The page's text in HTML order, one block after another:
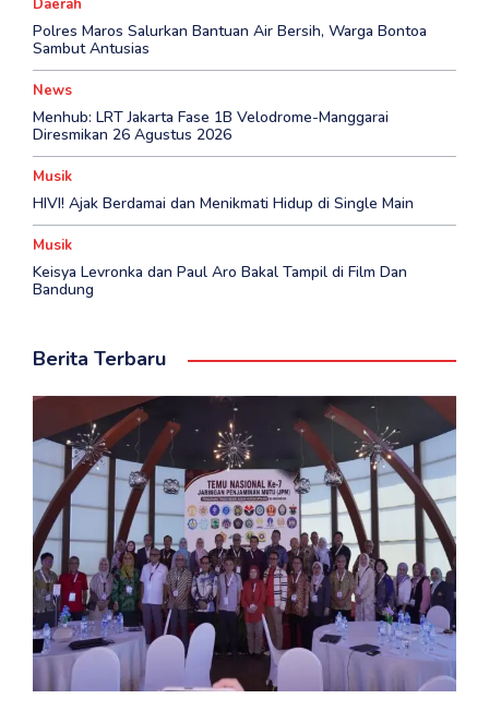
Polres Maros Salurkan Bantuan Air Bersih, Warga Bontoa
Sambut Antusias
News
Menhub: LRT Jakarta Fase 1B Velodrome-Manggarai
Diresmikan 26 Agustus 2026
Musik
HIVI! Ajak Berdamai dan Menikmati Hidup di Single Main
Musik
Keisya Levronka dan Paul Aro Bakal Tampil di Film Dan
Bandung
Berita Terbaru